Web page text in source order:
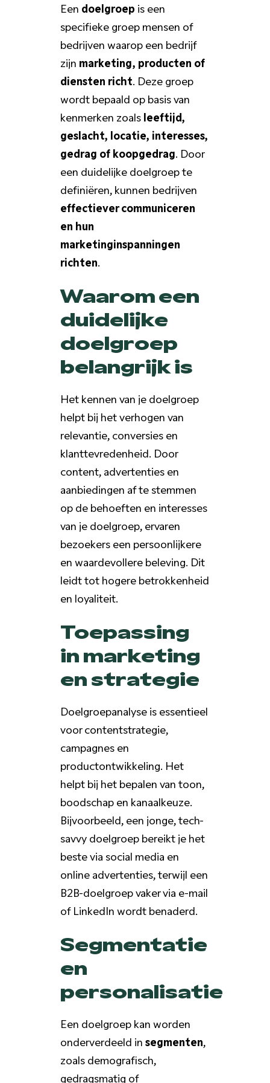
Een doelgroep is een
specifieke groep mensen of
bedrijven waarop een bedrijf
zijn marketing, producten of
diensten richt. Deze groep
wordt bepaald op basis van
kenmerken zoalsleeftijd,
geslacht, locatie, interesses,
gedrag of koopgedrag. Door
een duidelijke doelgroep te
definiëren, kunnen bedrijven
effectiever communiceren
en hun
marketinginspanningen
richten.
Waarom een
duidelijke
doelgroep
belangrijk is
Het kennen van je doelgroep
helpt bij het verhogen van
relevantie, conversies en
klanttevredenheid. Door
content, advertenties en
aanbiedingen af te stemmen
op de behoeften en interesses
van je doelgroep, ervaren
bezoekers een persoonlijkere
en waardevollere beleving. Dit
leidt tot hogere betrokkenheid
en loyaliteit.
Toepassing
in marketing
en strategie
Doelgroepanalyse is essentieel
voor contentstrategie,
campagnes en
productontwikkeling. Het
helpt bij het bepalen van toon,
boodschap en kanaalkeuze.
Bijvoorbeeld, een jonge, tech-
savvy doelgroep bereikt je het
beste via social media en
online advertenties, terwijl een
B2B-doelgroep vaker via e-mail
of LinkedIn wordt benaderd.
Segmentatie
en
personalisatie
Een doelgroep kan worden
onderverdeeld insegmenten,
zoals demografisch,
gedragsmatig of